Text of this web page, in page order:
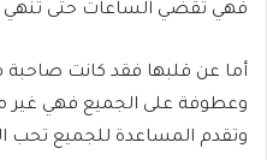
فهي تقضي الساعات حتى تنهي
أما عن قلبها فقد كانت
وعطوفة على الجميع فهي غير
وتقدم المساعدة للجميع تحب